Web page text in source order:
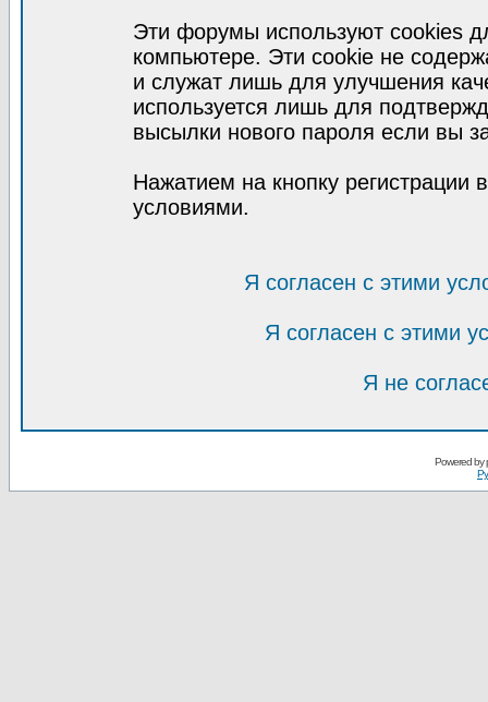
Эти форумы используют cookies
компьютере. Эти cookie не
и служат лишь для улучшения
используется лишь для
высылки нового пароля если вы
Нажатием на кнопку регистрации
условиями.
Я согласен с этими
Я согласен с этими
Я не
Powered by